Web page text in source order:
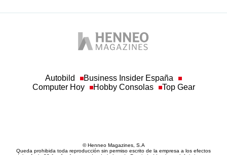
Autobild
Business Insider España
Computer Hoy
Hobby Consolas Top Gear
© Henneo Magazines, S.A
Queda prohibida toda reproducción sin permiso escrito de la empresa a los efectos